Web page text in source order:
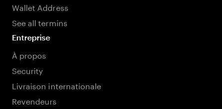
Wallet Address
See all termins
Entreprise
À propos
Security
Livraison internationale
Revendeurs